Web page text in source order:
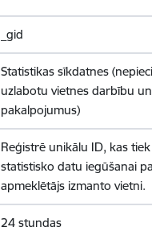
_gid
Statistikas sīkdatnes
uzlabotu vietnes darbību un
pakalpojumus)
Reģistrē unikālu ID, kas
statistisko datu iegūšanai
apmeklētājs izmanto vietni.
24 stundas